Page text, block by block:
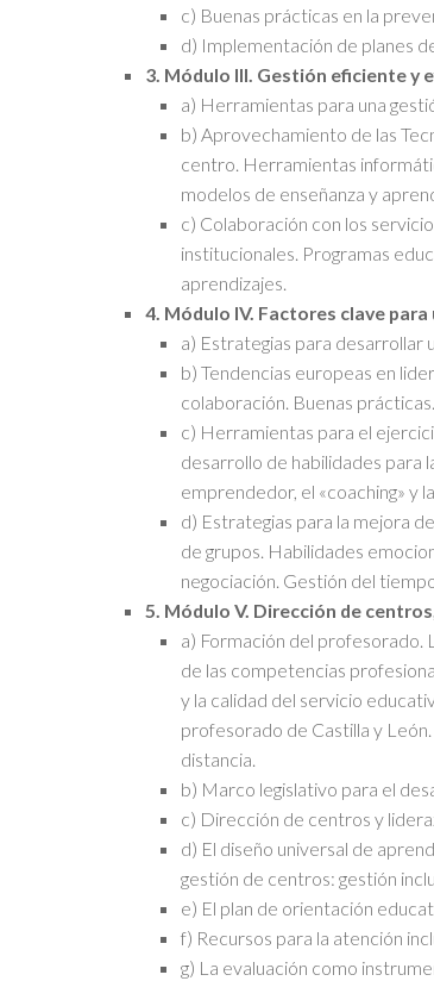
c) Buenas prácticas en la
d) Implementación de planes
3. Módulo III. Gestión eficiente y
a) Herramientas para una
b) Aprovechamiento de las
centro. Herramientas
modelos de enseñanza y
c) Colaboración con los
institucionales. Programas
aprendizajes.
4. Módulo IV. Factores clave
a) Estrategias para desarrollar
b) Tendencias europeas en
colaboración. Buenas prácticas.
c) Herramientas para el
desarrollo de habilidades para
emprendedor, el «coaching» y
d) Estrategias para la mejora
de grupos. Habilidades
negociación. Gestión del
5. Módulo V. Dirección de
a) Formación del profesorado.
de las competencias
y la calidad del servicio
profesorado de Castilla y
distancia.
b) Marco legislativo para el
c) Dirección de centros y
d) El diseño universal de
gestión de centros: gestión
e) El plan de orientación
f) Recursos para la atención
g) La evaluación como